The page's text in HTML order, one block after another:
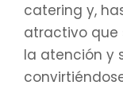
catering y,
atractivo que
la atención y